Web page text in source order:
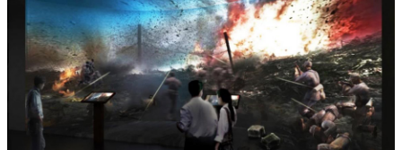
规划馆
红色教育基地
联系我们